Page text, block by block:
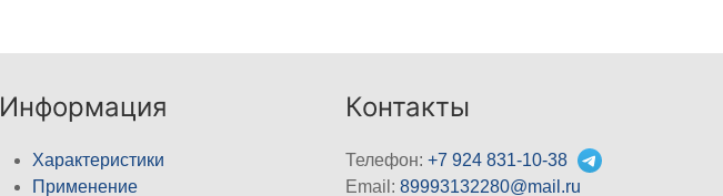
Информация
Характеристики
Применение
Контакты
Телефон:+7 924 831-10-38
Email:89993132280@mail.ru